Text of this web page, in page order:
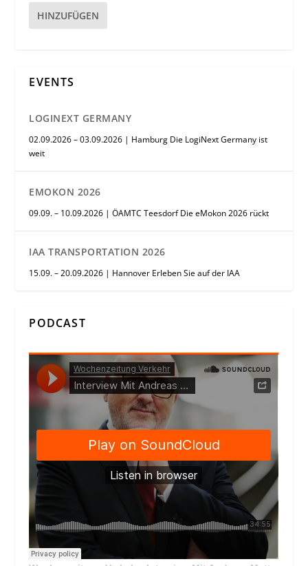
HINZUFÜGEN
EVENTS
LOGINEXT GERMANY
02.09.2026 – 03.09.2026 | Hamburg Die LogiNext Germany ist
weit
EMOKON 2026
09.09. – 10.09.2026 | ÖAMTC Teesdorf Die eMokon 2026 rückt
IAA TRANSPORTATION 2026
15.09. – 20.09.2026 | Hannover Erleben Sie auf der IAA
PODCAST